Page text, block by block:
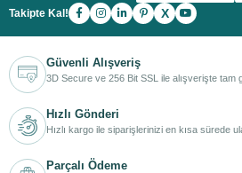
Takipte Kal! X
Güvenli Alışveriş
3D Secure ve 256 Bit SSL ile alışverişte tam
Hızlı Gönderi
Hızlı kargo ile siparişlerinizi en kısa sürede
Parçalı Ödeme